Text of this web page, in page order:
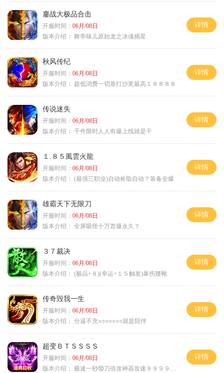
鏖战大极品合击
开服时间： 06月/08日
版本介绍： 舞帝味儿原始龙之冰魂摘星
详情
秋风传纪
开服时间： 06月/08日
版本介绍：
超低消费一切靠打沙奖最高１８８８８
详情
传说迷失
开服时间： 06月/08日
版本介绍： 千件限时人人有爆上线就是干
详情
１.８５風雲火龍
开服时间： 06月/08日
版本介绍： (最强三职业)自动捡取自动？装备全爆
详情
雄霸天下无限刀
开服时间： 06月/08日
版本介绍： 全屏吸怪十万首爆永久？
详情
３７裁决
开服时间： 06月/08日
版本介绍： (极品+８)(幸运+１５触发)暴伤腰靴
详情
传奇毁我一生
开服时间： 06月/08日
版本介绍： 分逼不充○○○○○○○就是陪伴
详情
超变ＢＴＳＳＳＳ
开服时间： 06月/08日
版本介绍： 极速一秒⑩刀倍攻神器攻速９９９９①挑
详情